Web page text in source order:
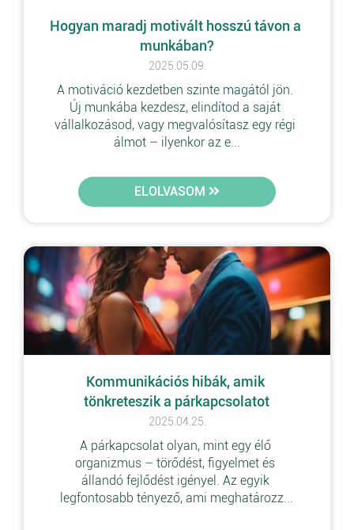
Hogyan maradj motivált hosszú távon a
munkában?
2025.05.09.
A motiváció kezdetben szinte magától jön.
Új munkába kezdesz, elindítod a saját
vállalkozásod, vagy megvalósítasz egy régi
álmot – ilyenkor az e...
ELOLVASOM
Kommunikációs hibák, amik
tönkreteszik a párkapcsolatot
2025.04.25.
A párkapcsolat olyan, mint egy élő
organizmus – törődést, figyelmet és
állandó fejlődést igényel. Az egyik
legfontosabb tényező, ami meghatározz...